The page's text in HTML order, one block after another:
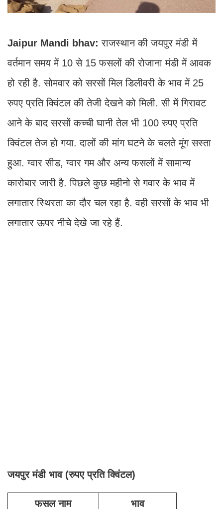
Jaipur Mandi bhav: राजस्थान की जयपुर मंडी में
वर्तमान समय में 10 से 15 फसलों की रोजाना मंडी में आवक
हो रही है. सोमवार को सरसों मिल डिलीवरी के भाव में 25
रुपए प्रति क्विंटल की तेजी देखने को मिली. सी में गिरावट
आने के बाद सरसों कच्ची घानी तेल भी 100 रुपए प्रति
क्विंटल तेज हो गया. दालों की मांग घटने के चलते मूंग सस्ता
हुआ. ग्वार सीड, ग्वार गम और अन्य फसलों में सामान्य
कारोबार जारी है. पिछले कुछ महीनो से गवार के भाव में
लगातार स्थिरता का दौर चल रहा है. वही सरसों के भाव भी
लगातार ऊपर नीचे देखे जा रहे हैं.
जयपुर मंडी भाव (रुपए प्रति क्विंटल)
फसल नाम भाव